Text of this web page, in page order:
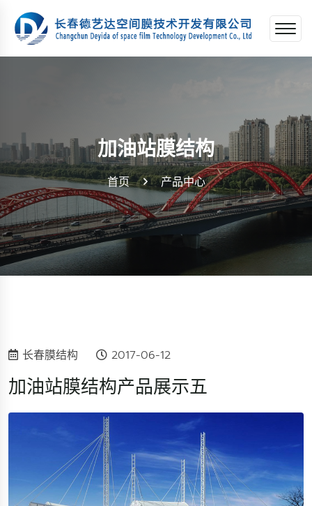
加油站膜结构
首页 产品中心
长春膜结构 2017-06-12
加油站膜结构产品展示五